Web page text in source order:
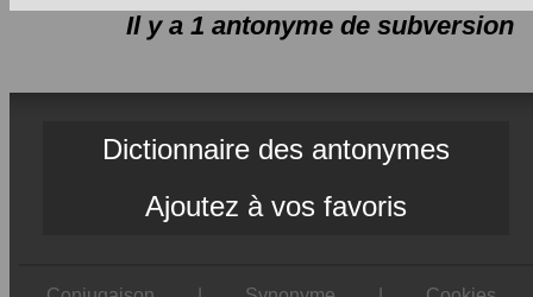
Il y a 1 antonyme de subversion
Dictionnaire des antonymes
Ajoutez à vos favoris